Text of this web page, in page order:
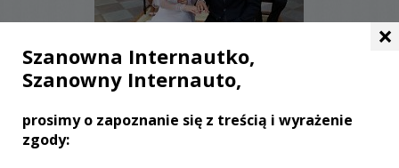
WYŚWIETLEŃ:2977
KOMENTARZY:0
×
Szanowna Internautko,
Szanowny Internauto,
prosimy o zapoznanie się z treścią i wyrażenie
zgody: